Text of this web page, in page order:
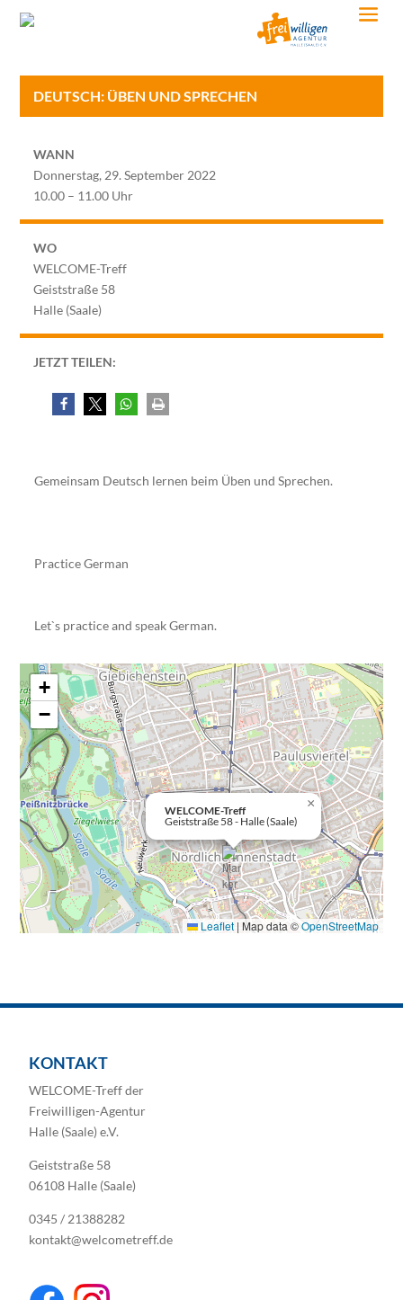
DEUTSCH: ÜBEN UND SPRECHEN
WANN
Donnerstag, 29. September 2022
10.00 – 11.00 Uhr
WO
WELCOME-Treff
Geiststraße 58
Halle (Saale)
JETZT TEILEN:
Gemeinsam Deutsch lernen beim Üben und Sprechen.
Practice German
Let`s practice and speak German.
WELCOME-Treff
Geiststraße 58 - Halle (Saale)
×
+
−
Leaflet | Map data ©OpenStreetMap
KONTAKT
WELCOME-Treff der
Freiwilligen-Agentur
Halle (Saale) e.V.
Geiststraße 58
06108 Halle (Saale)
0345 / 21388282
kontakt@welcometreff.de